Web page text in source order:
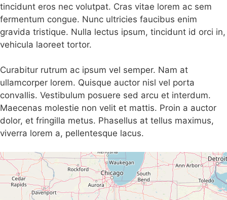
tincidunt eros nec volutpat. Cras vitae lorem ac sem
fermentum congue. Nunc ultricies faucibus enim
gravida tristique. Nulla lectus ipsum, tincidunt id orci in,
vehicula laoreet tortor.
Curabitur rutrum ac ipsum vel semper. Nam at
ullamcorper lorem. Quisque auctor nisl vel porta
convallis. Vestibulum posuere sed arcu et interdum.
Maecenas molestie non velit et mattis. Proin a auctor
dolor, et fringilla metus. Phasellus at tellus maximus,
viverra lorem a, pellentesque lacus.